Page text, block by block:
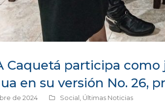
Caquetá participa
en su versión No. 26,
de 2024 Social Últimas Noticias